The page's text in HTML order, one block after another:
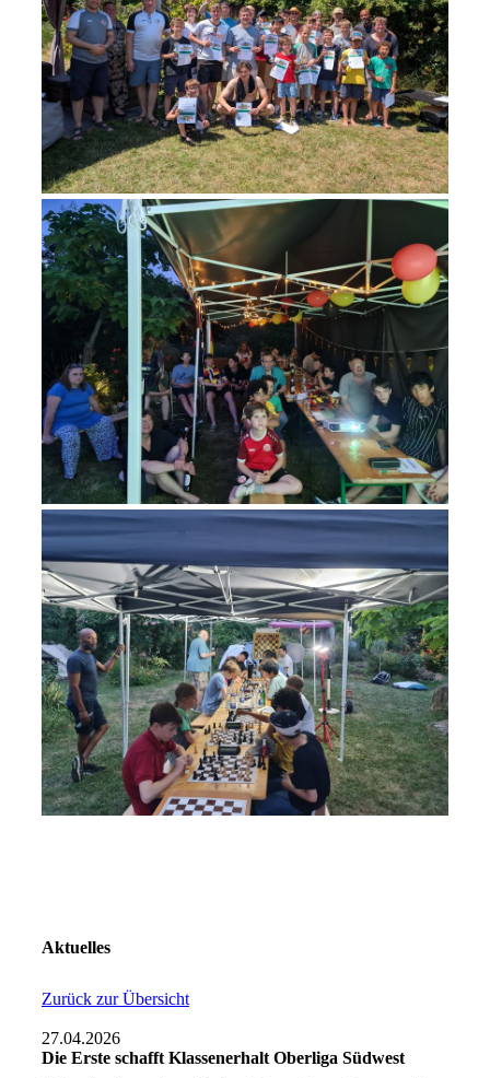
Aktuelles
Zurück zur Übersicht
27.04.2026
Die Erste schafft Klassenerhalt Oberliga Südwest